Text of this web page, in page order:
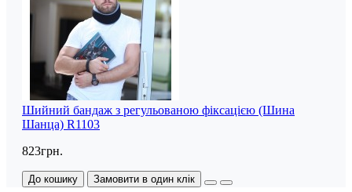
Шийний бандаж з регульованою фіксацією (Шина
Шанца) R1103
823грн.
До кошику Замовити в один клік